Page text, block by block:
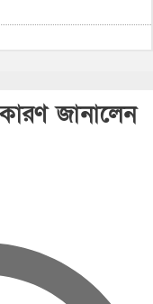
জানালেন